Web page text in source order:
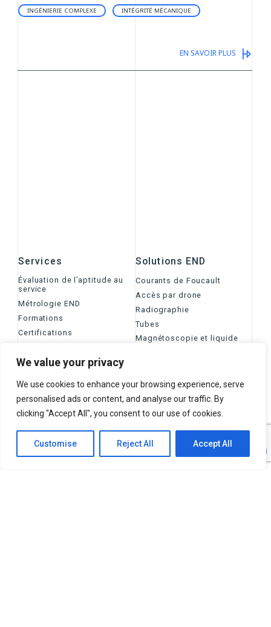
We value your privacy
We use cookies to enhance your browsing experience, serve
personalised ads or content, and analyse our traffic. By
clicking "Accept All", you consent to our use of cookies.
Customise Reject All Accept All
INGÉNIERIE COMPLEXE INTÉGRITÉ MÉCANIQUE
EN SAVOIR PLUS
Services
Évaluation de l’aptitude au
service
Métrologie END
Formations
Certifications
Développement
Services d’inspection
Inspection HTHA
Soutien technique
Réseaux électriques
Métallurgie
Solutions END
Courants de Foucault
Accès par drone
Radiographie
Tubes
Magnétoscopie et liquide
Industries
Pâtes et papiers